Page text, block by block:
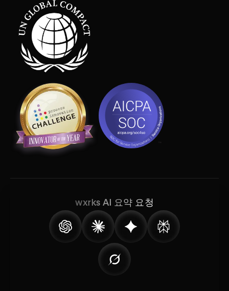
wxrks AI 요약 요청